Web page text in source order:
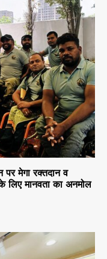
मेगा रक्तदान व
लिए मानवता का अनमोल